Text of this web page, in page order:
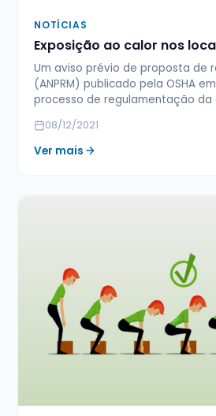
NOTÍCIAS
Exposição ao calor nos
Um aviso prévio de proposta de
(ANPRM) publicado pela OSHA
processo de regulamentação da
08/12/2021
Ver mais